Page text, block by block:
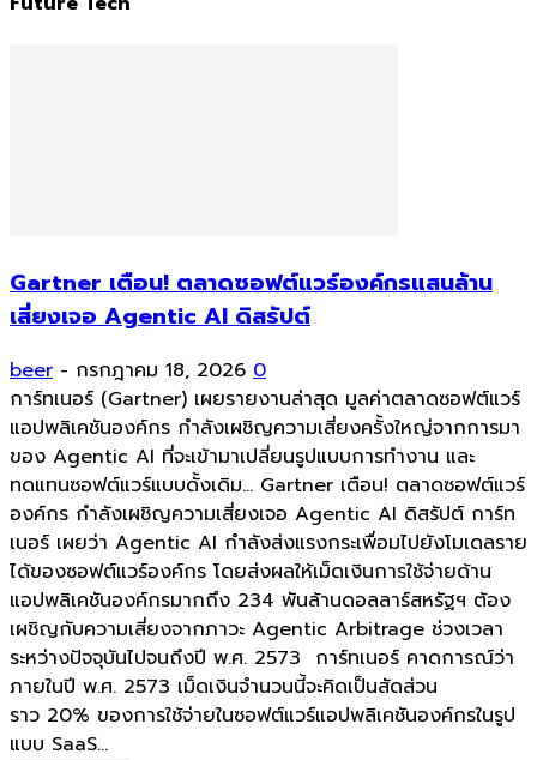
Gartner เตือน! ตลาดซอฟต์แวร์องค์กรแสนล้าน
เสี่ยงเจอ Agentic AI ดิสรัปต์
beer - กรกฎาคม 18, 2026 0
การ์ทเนอร์ (Gartner) เผยรายงานล่าสุด มูลค่าตลาดซอฟต์แวร์
แอปพลิเคชันองค์กร กำลังเผชิญความเสี่ยงครั้งใหญ่จากการมา
ของ Agentic AI ที่จะเข้ามาเปลี่ยนรูปแบบการทำงาน และ
ทดแทนซอฟต์แวร์แบบดั้งเดิม... Gartner เตือน! ตลาดซอฟต์แวร์
องค์กร กำลังเผชิญความเสี่ยงเจอ Agentic AI ดิสรัปต์ การ์ท
เนอร์ เผยว่า Agentic AI กำลังส่งแรงกระเพื่อมไปยังโมเดลราย
ได้ของซอฟต์แวร์องค์กร โดยส่งผลให้เม็ดเงินการใช้จ่ายด้าน
แอปพลิเคชันองค์กรมากถึง 234 พันล้านดอลลาร์สหรัฐฯ ต้อง
เผชิญกับความเสี่ยงจากภาวะ Agentic Arbitrage ช่วงเวลา
ระหว่างปัจจุบันไปจนถึงปี พ.ศ. 2573 การ์ทเนอร์ คาดการณ์ว่า
ภายในปี พ.ศ. 2573 เม็ดเงินจำนวนนี้จะคิดเป็นสัดส่วน
ราว 20% ของการใช้จ่ายในซอฟต์แวร์แอปพลิเคชันองค์กรในรูป
แบบ SaaS...